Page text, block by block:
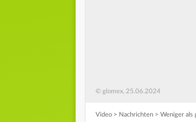
© glomex, 25.06.2024
Video > Nachrichten > Weniger als